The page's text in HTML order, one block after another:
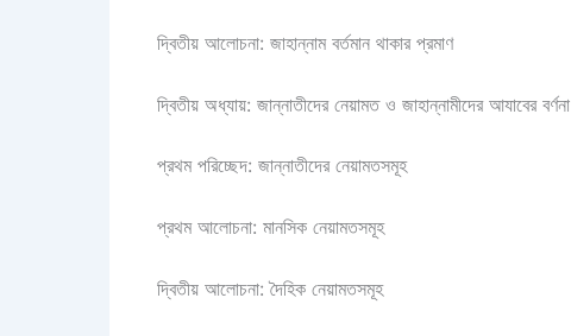
দ্বিতীয় আলোচনা: জাহান্নাম বর্তমান থাকার প্রমাণ
দ্বিতীয় অধ্যায়: জান্নাতীদের নেয়ামত ও জাহান্নামীদের আযাবের বর্ণনা
প্রথম পরিচ্ছেদ: জান্নাতীদের নেয়ামতসমূহ
প্রথম আলোচনা: মানসিক নেয়ামতসমূহ
দ্বিতীয় আলোচনা: দৈহিক নেয়ামতসমূহ